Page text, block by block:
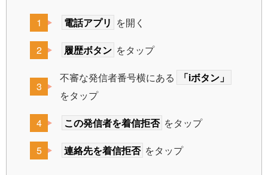
電話アプリ を開く
履歴ボタン をタップ
不審な発信者番号横にある
「iボタン」
をタップ
この発信者を着信拒否 をタップ
連絡先を着信拒否 をタップ